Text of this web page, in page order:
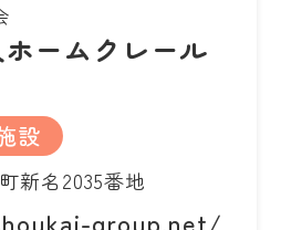
ームクレール
設
新名2035番地
group.net/